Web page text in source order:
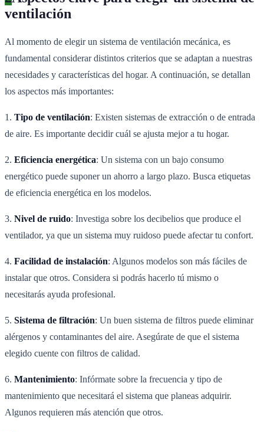
ventilación
Al momento de elegir un sistema de ventilación mecánica, es
fundamental considerar distintos criterios que se adaptan a nuestras
necesidades y características del hogar. A continuación, se detallan
los aspectos más importantes:
1. Tipo de ventilación: Existen sistemas de extracción o de entrada
de aire. Es importante decidir cuál se ajusta mejor a tu hogar.
2. Eficiencia energética: Un sistema con un bajo consumo
energético puede suponer un ahorro a largo plazo. Busca etiquetas
de eficiencia energética en los modelos.
3. Nivel de ruido: Investiga sobre los decibelios que produce el
ventilador, ya que un sistema muy ruidoso puede afectar tu confort.
4. Facilidad de instalación: Algunos modelos son más fáciles de
instalar que otros. Considera si podrás hacerlo tú mismo o
necesitarás ayuda profesional.
5. Sistema de filtración: Un buen sistema de filtros puede eliminar
alérgenos y contaminantes del aire. Asegúrate de que el sistema
elegido cuente con filtros de calidad.
6. Mantenimiento: Infórmate sobre la frecuencia y tipo de
mantenimiento que necesitará el sistema que planeas adquirir.
Algunos requieren más atención que otros.